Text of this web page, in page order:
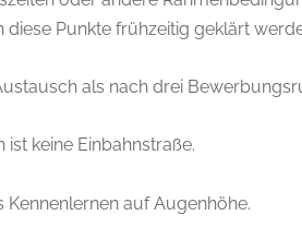
diese Punkte frühzeitig geklärt
als nach drei
keine Einbahnstraße.
auf Augenhöhe.